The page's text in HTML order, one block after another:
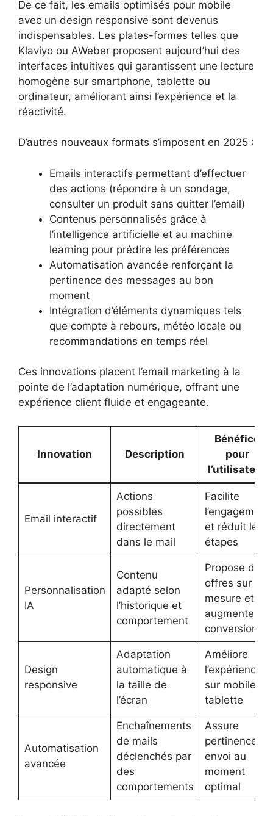
De ce fait, les emails optimisés pour mobile
avec un design responsive sont devenus
indispensables. Les plates-formes telles que
Klaviyo ou AWeber proposent aujourd’hui des
interfaces intuitives qui garantissent une lecture
homogène sur smartphone, tablette ou
ordinateur, améliorant ainsi l’expérience et la
réactivité.
D’autres nouveaux formats s’imposent en 2025 :
Emails interactifs permettant d’effectuer
des actions (répondre à un sondage,
consulter un produit sans quitter l’email)
Contenus personnalisés grâce à
l’intelligence artificielle et au machine
learning pour prédire les préférences
Automatisation avancée renforçant la
pertinence des messages au bon
moment
Intégration d’éléments dynamiques tels
que compte à rebours, météo locale ou
recommandations en temps réel
Ces innovations placent l’email marketing à la
pointe de l’adaptation numérique, offrant une
expérience client fluide et engageante.
Innovation Description
Bénéfice
pour
l’utilisateur
Email interactif
Actions
possibles
directement
dans le mail
Facilite
l’engagement
et réduit les
étapes
Personnalisation
IA
Contenu
adapté selon
l’historique et
comportement
Propose des
offres sur
mesure et
augmente la
conversion
Design
responsive
Adaptation
automatique à
la taille de
l’écran
Améliore
l’expérience
sur mobile et
tablette
Automatisation
avancée
Enchaînements
de mails
déclenchés par
des
comportements
Assure
pertinence et
envoi au
moment
optimal